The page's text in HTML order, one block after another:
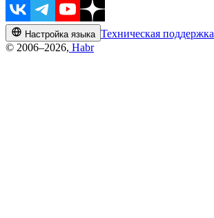
Настройка языка Техническая поддержка
© 2006–2026, Habr